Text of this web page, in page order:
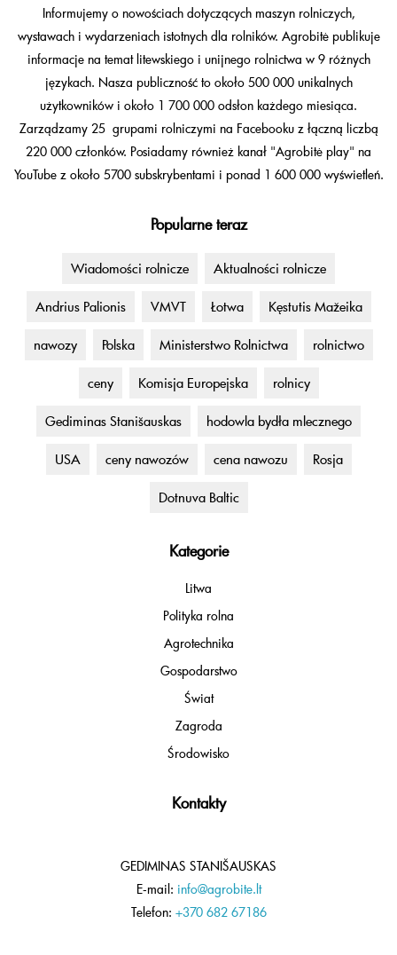
Informujemy o nowościach dotyczących maszyn rolniczych,
wystawach i wydarzeniach istotnych dla rolników. Agrobitė publikuje
informacje na temat litewskiego i unijnego rolnictwa w 9 różnych
językach. Nasza publiczność to około 500 000 unikalnych
użytkowników i około 1 700 000 odsłon każdego miesiąca.
Zarządzamy 25 grupami rolniczymi na Facebooku z łączną liczbą
220 000 członków. Posiadamy również kanał "Agrobitė play" na
YouTube z około 5700 subskrybentami i ponad 1 600 000 wyświetleń.
Popularne teraz
Wiadomości rolnicze Aktualności rolnicze
Andrius Palionis VMVT Łotwa Kęstutis Mažeika
nawozy Polska Ministerstwo Rolnictwa rolnictwo
ceny Komisja Europejska rolnicy
Gediminas Stanišauskas hodowla bydła mlecznego
USA ceny nawozów cena nawozu Rosja
Dotnuva Baltic
Kategorie
Litwa
Polityka rolna
Agrotechnika
Gospodarstwo
Świat
Zagroda
Środowisko
Kontakty
GEDIMINAS STANIŠAUSKAS
E-mail: info@agrobite.lt
Telefon: +370 682 67186